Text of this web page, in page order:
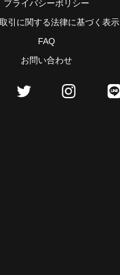
プライバシーポリシー
引に関する法律に基づく表示
FAQ
お問い合わせ